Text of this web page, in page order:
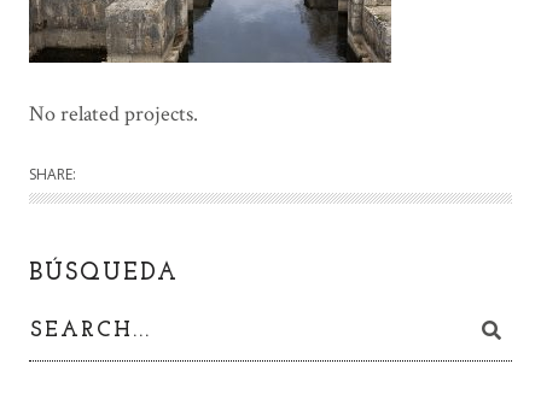
No related projects.
SHARE:
BÚSQUEDA